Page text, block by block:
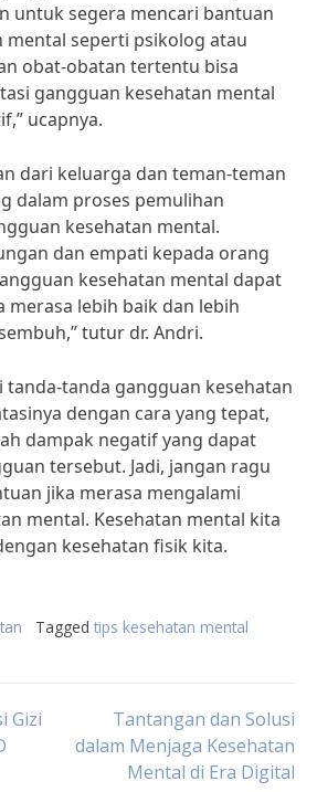
untuk segera mencari bantuan
mental seperti psikolog atau
obat-obatan tertentu bisa
gangguan kesehatan mental
ucapnya.
dari keluarga dan teman-teman
dalam proses pemulihan
kesehatan mental.
dan empati kepada orang
kesehatan mental dapat
merasa lebih baik dan lebih
tutur dr. Andri.
tanda-tanda gangguan kesehatan
dengan cara yang tepat,
dampak negatif yang dapat
tersebut. Jadi, jangan ragu
jika merasa mengalami
mental. Kesehatan mental kita
kesehatan fisik kita.
Tagged tips kesehatan mental
Gizi
Tantangan dan Solusi
dalam Menjaga Kesehatan
Mental di Era Digital